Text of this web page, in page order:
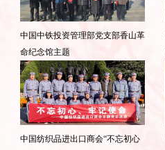
中国中铁投资管理部党支部香山革
命纪念馆主题
中国纺织品进出口商会“不忘初心